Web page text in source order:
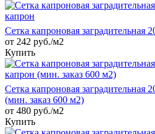
Сетка капроновая заградительная
от 242 руб./м2
Купить
Сетка капроновая заградительная
(мин. заказ 600 м2)
от 480 руб./м2
Купить